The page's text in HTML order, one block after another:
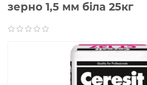
зерно 1,5 мм біла 25кг